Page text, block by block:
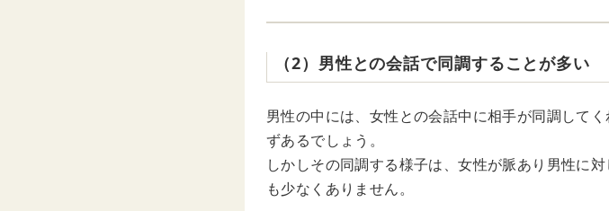
（2）男性との会話で同調することが多い
男性の中には、女性との会話中に相手が同調して
ずあるでしょう。
しかしその同調する様子は、女性が脈あり男性に
も少なくありません。